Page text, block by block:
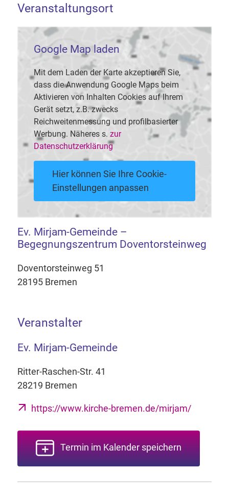
Veranstaltungsort
Google Map laden
Mit dem Laden der Karte akzeptieren Sie,
dass die Anwendung Google Maps beim
Aktivieren von Inhalten Cookies auf Ihrem
Gerät setzt, z.B. zwecks
Reichweitenmessung und profilbasierter
Werbung. Näheres s. zur
Datenschutzerklärung
Hier können Sie Ihre Cookie-
Einstellungen anpassen
Ev. Mirjam-Gemeinde –
Begegnungszentrum Doventorsteinweg
Doventorsteinweg 51
28195 Bremen
Veranstalter
Ev. Mirjam-Gemeinde
Ritter-Raschen-Str. 41
28219 Bremen
https://www.kirche-bremen.de/mirjam/
Termin im Kalender speichern